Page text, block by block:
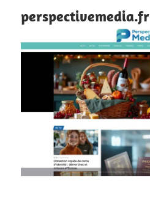
perspectivemedia.fr